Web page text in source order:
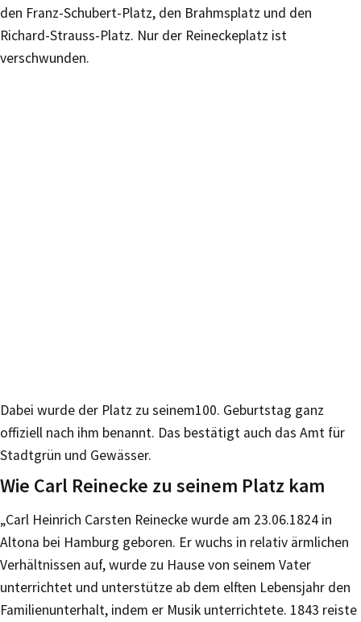
den Franz-Schubert-Platz, den Brahmsplatz und den
Richard-Strauss-Platz. Nur der Reineckeplatz ist
verschwunden.
Dabei wurde der Platz zu seinem100. Geburtstag ganz
offiziell nach ihm benannt. Das bestätigt auch das Amt für
Stadtgrün und Gewässer.
Wie Carl Reinecke zu seinem Platz kam
„Carl Heinrich Carsten Reinecke wurde am 23.06.1824 in
Altona bei Hamburg geboren. Er wuchs in relativ ärmlichen
Verhältnissen auf, wurde zu Hause von seinem Vater
unterrichtet und unterstütze ab dem elften Lebensjahr den
Familienunterhalt, indem er Musik unterrichtete. 1843 reiste